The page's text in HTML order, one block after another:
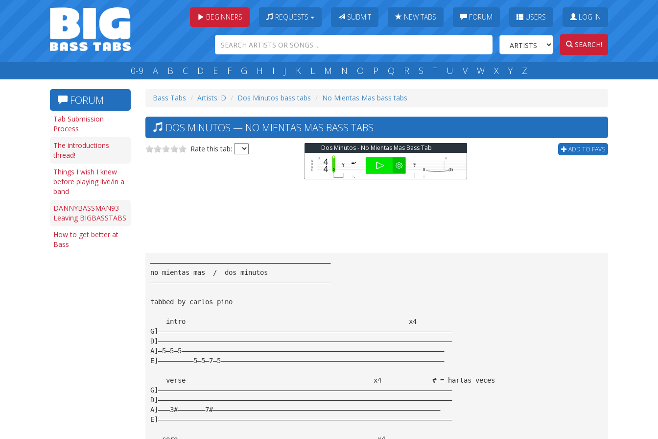
BEGINNERS REQUESTS SUBMIT NEW TABS FORUM USERS LOG IN
SEARCH!
0-9 A B C D E F G H I J K L M N O P Q R S T U V W X Y Z
FORUM
Tab Submission
Process
The introductions
thread!
Things I wish I knew
before playing live/in a
band
DANNYBASSMAN93
Leaving BIGBASSTABS
How to get better at
Bass
Bass Tabs Artists: D Dos Minutos bass tabs No Mientas Mas bass tabs
DOS MINUTOS — NO MIENTAS MAS BASS TABS
Rate this tab: ADD TO FAVS
Dos Minutos - No Mientas Mas Bass Tab
——————————————————————————————————————————————
no mientas mas  /  dos minutos
——————————————————————————————————————————————
tabbed by carlos pino
    intro                                                         x4
G]———————————————————————————————————————————————————————————————————————————
D]———————————————————————————————————————————————————————————————————————————
A]—5—5—5———————————————————————————————————————————————————————————————————
E]—————————5—5—7—5—————————————————————————————————————————————————————————
    verse                                                x4             # = hartas veces
G]———————————————————————————————————————————————————————————————————————————
D]———————————————————————————————————————————————————————————————————————————
A]———3#———————7#——————————————————————————————————————————————————————————
E]———————————————————————————————————————————————————————————————————————————